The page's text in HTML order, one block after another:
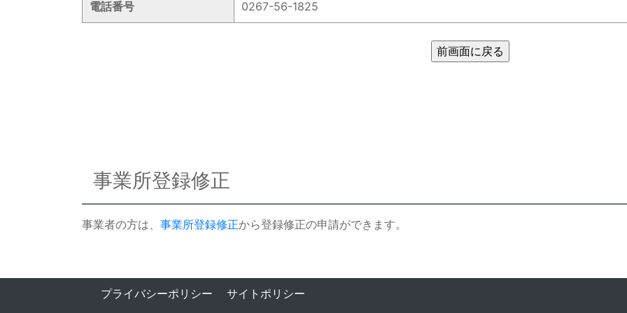
電話番号 0267-56-1825
事業所登録修正
事業者の方は、 事業所登録修正から登録修正の申請ができます。
プライバシーポリシー サイトポリシー